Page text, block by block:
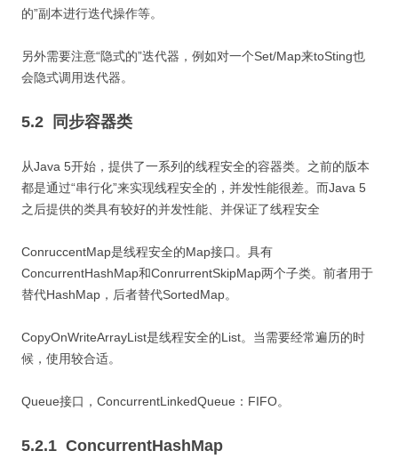
的”副本进行迭代操作等。
另外需要注意“隐式的”迭代器，例如对一个Set/Map来toSting也
会隐式调用迭代器。
5.2 同步容器类
从Java 5开始，提供了一系列的线程安全的容器类。之前的版本
都是通过“串行化”来实现线程安全的，并发性能很差。而Java 5
之后提供的类具有较好的并发性能、并保证了线程安全
ConruccentMap是线程安全的Map接口。具有
ConcurrentHashMap和ConrurrentSkipMap两个子类。前者用于
替代HashMap，后者替代SortedMap。
CopyOnWriteArrayList是线程安全的List。当需要经常遍历的时
候，使用较合适。
Queue接口，ConcurrentLinkedQueue：FIFO。
5.2.1 ConcurrentHashMap